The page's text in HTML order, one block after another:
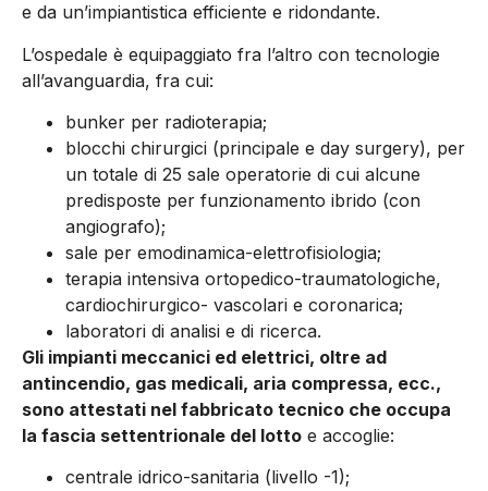
e da un’impiantistica efficiente e ridondante.
L’ospedale è equipaggiato fra l’altro con tecnologie
all’avanguardia, fra cui:
bunker per radioterapia;
blocchi chirurgici (principale e day surgery), per
un totale di 25 sale operatorie di cui alcune
predisposte per funzionamento ibrido (con
angiografo);
sale per emodinamica-elettrofisiologia;
terapia intensiva ortopedico-traumatologiche,
cardiochirurgico- vascolari e coronarica;
laboratori di analisi e di ricerca.
Gli impianti meccanici ed elettrici, oltre ad
antincendio, gas medicali, aria compressa, ecc.,
sono attestati nel fabbricato tecnico che occupa
la fascia settentrionale del lotto e accoglie:
centrale idrico-sanitaria (livello -1);